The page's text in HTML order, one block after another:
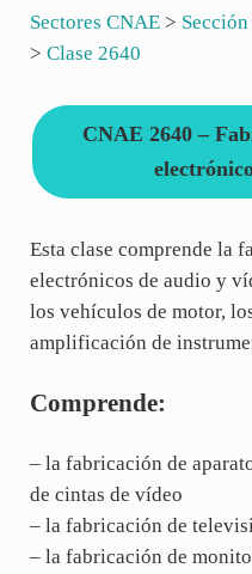
Sectores CNAE> Sección
> Clase 2640
CNAE 2640 –
Esta clase comprende la
electrónicos de audio y
los vehículos de motor,
amplificación de
Comprende:
– la fabricación de
de cintas de vídeo
– la fabricación de
– la fabricación de